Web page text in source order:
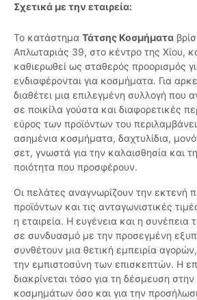
Σχετικά με την εταιρεία:
Το κατάστημα Τάτσης Κοσμήματα
Απλωταριάς 39, στο κέντρο της Χίου,
καθιερωθεί ως σταθερός προορισμός
ενδιαφέρονται για κοσμήματα. Για
διαθέτει μια επιλεγμένη συλλογή που
σε ποικίλα γούστα και διαφορετικές
εύρος των προϊόντων του
ασημένια κοσμήματα, δαχτυλίδια,
σετ, γνωστά για την καλαισθησία και
ποιότητα που προσφέρουν.
Οι πελάτες αναγνωρίζουν την εκτενή
προϊόντων και τις ανταγωνιστικές
η εταιρεία. Η ευγένεια και η συνέπεια
σε συνδυασμό με την προσεγμένη
συνθέτουν μια θετική εμπειρία
την εμπιστοσύνη των επισκεπτών. Η
διακρίνεται τόσο για τη δέσμευση
κοσμημάτων όσο και για την